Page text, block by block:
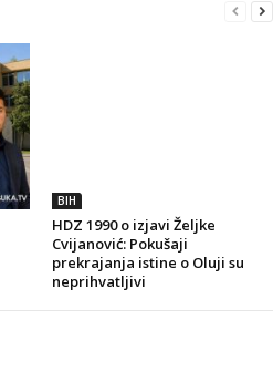
BIH
HDZ 1990 o izjavi Željke
Cvijanović: Pokušaji
prekrajanja istine o Oluji su
neprihvatljivi